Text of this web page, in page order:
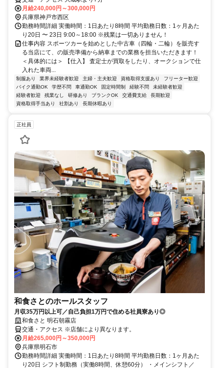
月給240,000円～300,000円
兵庫県神戸市西区
勤務時間詳細 実働時間：1日あたり8時間 平均勤務日数：1ヶ月あた
り20日 〜 23日 9:00～18:00 ※残業は一切ありません！
仕事内容 スポーツカーを始めとした中古車（四輪・二輪）を販売す
る当店にて、の販売準備から納車までの業務を担当いただきます！
＜具体的には＞ 【仕入】 査定士が買取をしたり、オークションで仕
入れた車両...
制服あり 業界未経験者歓迎 主婦・主夫歓迎 資格取得支援あり
フリーター歓迎
バイク通勤OK
学歴不問 車通勤OK 固定時間制 経験不問
未経験者歓迎
経験者歓迎
残業なし 研修あり ブランクOK 交通費支給
長期歓迎
資格取得手当あり
社割あり 長期休暇あり
正社員
和食さとのホールスタッフ
月収35万円以上可／自己負担1万円で住める社員寮あり◎
和食さと 明石朝霧店
交通・アクセス ※店舗により異なります。
月給265,000円～350,000円
兵庫県明石市
勤務時間詳細 実働時間：1日あたり8時間 平均勤務日数：1ヶ月あた
り20日 シフト制勤務（実働8時間、休憩60分） ・メインシフト／